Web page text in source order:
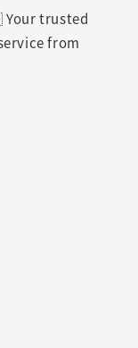
Your trusted
from